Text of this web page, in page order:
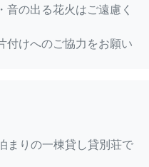
の出る花火はご遠慮く
付けへのご協力をお願い
まりの一棟貸し貸別荘で